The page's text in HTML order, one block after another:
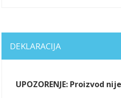
DEKLARACIJA
UPOZORENJE: Proizvod